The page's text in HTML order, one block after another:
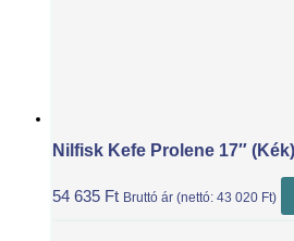
Nilfisk Kefe Prolene 17″ (Kék)
54 635 Ft Bruttó ár (nettó: 43 020 Ft)